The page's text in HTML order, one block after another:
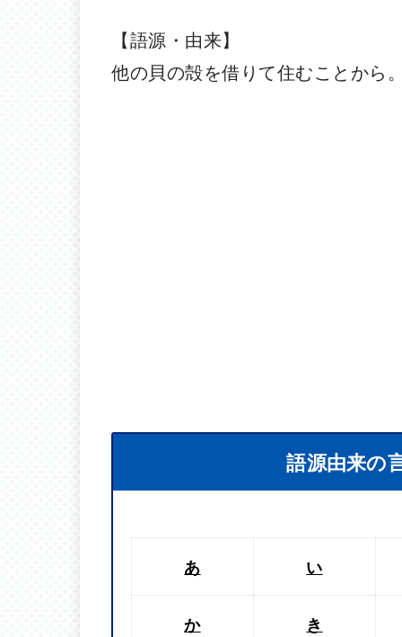
【語源・由来】
他の貝の殻を借りて住むことから
語源由来の
あ い
か き